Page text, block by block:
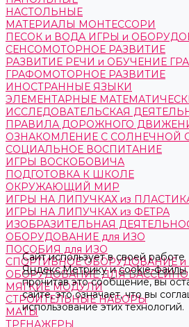
НАСТОЛЬНЫЕ
МАТЕРИАЛЫ МОНТЕССОРИ
ПЕСОК и ВОДА ИГРЫ и
СЕНСОМОТОРНОЕ РАЗВИТИЕ
РАЗВИТИЕ РЕЧИ и ОБУЧЕНИЕ
ГРАФОМОТОРНОЕ РАЗВИТИЕ
ИНОСТРАННЫЕ ЯЗЫКИ
ЭЛЕМЕНТАРНЫЕ
ИССЛЕДОВАТЕЛЬСКАЯ
ПРАВИЛА ДОРОЖНОГО
ОЗНАКОМЛЕНИЕ С СОЛНЕЧНОЙ
СОЦИАЛЬНОЕ ВОСПИТАНИЕ
ИГРЫ ВОСКОБОВИЧА
ПОДГОТОВКА К ШКОЛЕ
ОКРУЖАЮЩИЙ МИР
ИГРЫ НА ЛИПУЧКАХ из
ИГРЫ НА ЛИПУЧКАХ из ФЕТРА
ИЗОБРАЗИТЕЛЬНАЯ
ОБОРУДОВАНИЕ для ИЗО
ПОСОБИЯ для ИЗО
СПОРТИВНОЕ ОБОРУДОВАНИЕ и
ОБОРУДОВАНИЕ ДЛЯ
МЯГКИЕ МОДУЛИ
СТРОИТЕЛЬНЫЕ НАБОРЫ
МАТЫ
ТРЕНАЖЕРЫ
Сайт использует в своей работе
Яндекс.Метрикуиcookie-файлы
прочитав это сообщение, вы
сайте, это означает, что вы
использование этих технологий.